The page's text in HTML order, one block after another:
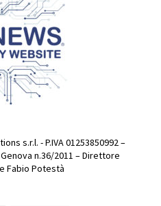
s.r.l. - P.IVA 01253850992 –
n.36/2011 – Direttore
Fabio Potestà